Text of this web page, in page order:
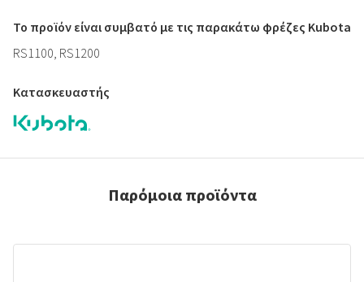
Το προϊόν είναι συμβατό με τις παρακάτω φρέζες Kubota
RS1100, RS1200
Κατασκευαστής
Παρόμοια προϊόντα